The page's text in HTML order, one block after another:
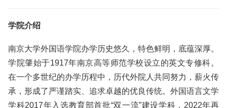
学院介绍
南京大学外国语学院办学历史悠久，特色鲜明，底蕴深厚。
学院肇始于1917年南京高等师范学校设立的英文专修科。
在一个多世纪的办学历程中，历代外院人共同努力，薪火传
承，形成了严谨踏实、追求卓越的优良传统。外国语言文学
学科2017年入选教育部首批“双一流”建设学科，2022年再